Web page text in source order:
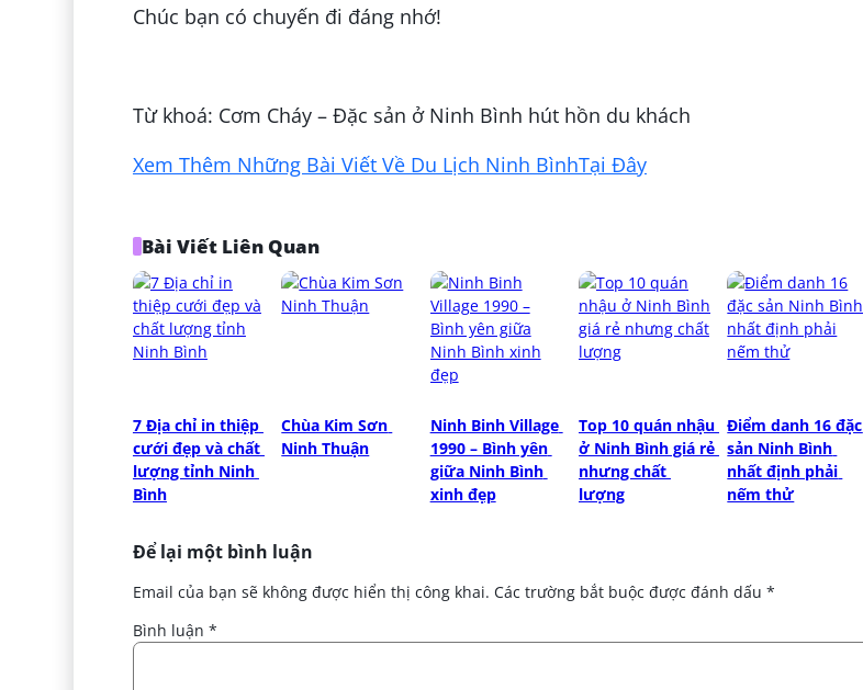
Chúc bạn có chuyến đi đáng nhớ!
Từ khoá: Cơm Cháy – Đặc sản ở Ninh Bình hút hồn du khách
Xem Thêm Những Bài Viết Về Du Lịch Ninh BìnhTại Đây
Bài Viết Liên Quan
7 Địa chỉ in thiệp
cưới đẹp và chất
lượng tỉnh Ninh
Bình
Chùa Kim Sơn
Ninh Thuận
Ninh Binh Village
1990 – Bình yên
giữa Ninh Bình
xinh đẹp
Top 10 quán nhậu
ở Ninh Bình giá rẻ
nhưng chất
lượng
Điểm danh 16 đặc
sản Ninh Bình
nhất định phải
nếm thử
Để lại một bình luận
Email của bạn sẽ không được hiển thị công khai. Các trường bắt buộc được đánh dấu *
Bình luận *